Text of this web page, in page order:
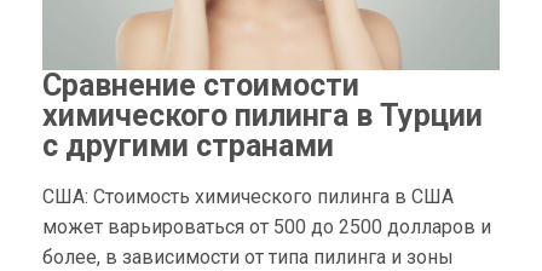
Сравнение стоимости
химического пилинга в Турции
с другими странами
США: Стоимость химического пилинга в США
может варьироваться от 500 до 2500 долларов и
более, в зависимости от типа пилинга и зоны